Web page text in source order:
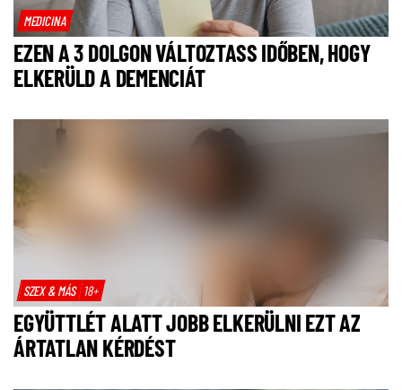
MEDICINA
EZEN A 3 DOLGON VÁLTOZTASS IDŐBEN, HOGY
ELKERÜLD A DEMENCIÁT
SZEX & MÁS 18+
EGYÜTTLÉT ALATT JOBB ELKERÜLNI EZT AZ
ÁRTATLAN KÉRDÉST